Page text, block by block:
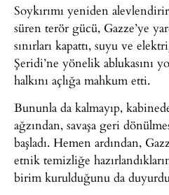
Soykırımı yeniden
süren terör gücü, Gazze’ye
sınırları kapattı, suyu ve
Şeridi’ne yönelik ablukasını
halkını açlığa mahkum etti.
Bununla da kalmayıp,
ağzından, savaşa geri
başladı. Hemen ardından,
etnik temizliğe
birim kurulduğunu da